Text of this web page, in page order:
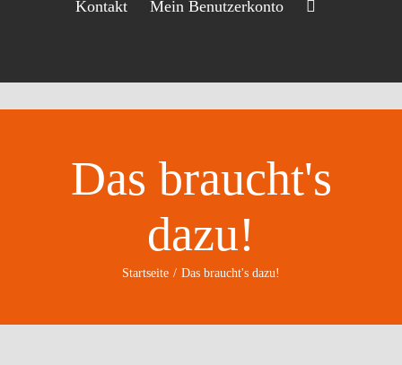
Kontakt Mein Benutzerkonto
Das braucht's
dazu!
Startseite Das braucht's dazu!